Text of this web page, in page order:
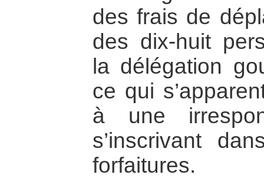
des frais de
des dix-huit
la délégation
ce qui
à une
s’inscrivant
forfaitures.